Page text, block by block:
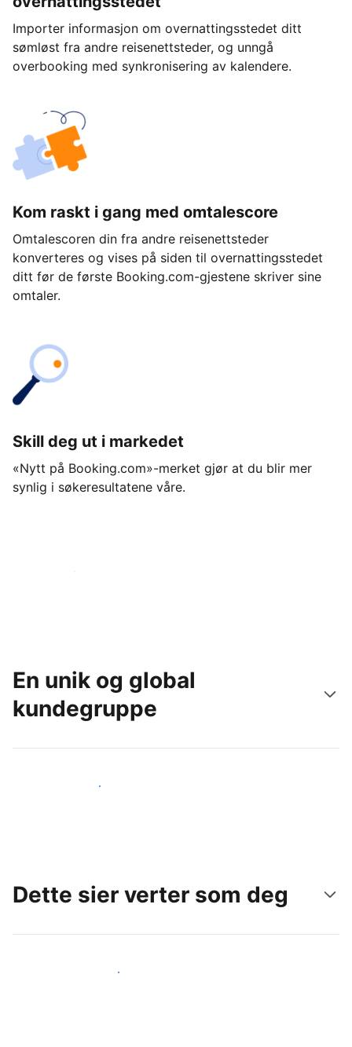
Importer informasjon om overnattingsstedet ditt
sømløst fra andre reisenettsteder, og unngå
overbooking med synkronisering av kalendere.
Kom raskt i gang med omtalescore
Omtalescoren din fra andre reisenettsteder
konverteres og vises på siden til overnattingsstedet
ditt før de første Booking.com-gjestene skriver sine
omtaler.
Skill deg ut i markedet
«Nytt på Booking.com»-merket gjør at du blir mer
synlig i søkeresultatene våre.
Kom i gang i dag
En unik og global
kundegruppe
Nå ut til nye gjester i dag
Dette sier verter som deg
Gjør som andre verter som deg